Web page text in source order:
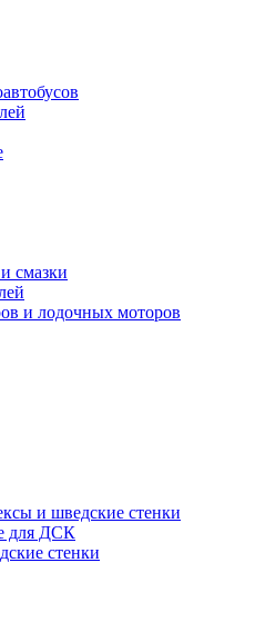
смазки
и лодочных моторов
и шведские стенки
для ДСК
стенки